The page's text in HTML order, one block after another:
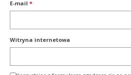
E-mail *
Witryna internetowa